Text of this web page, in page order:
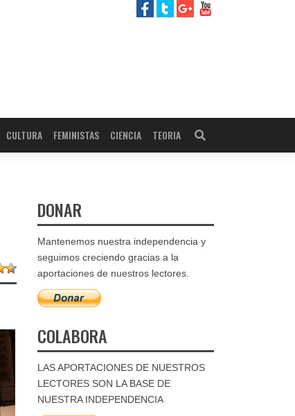
CULTURA FEMINISTAS CIENCIA TEORIA
DONAR
Mantenemos nuestra independencia y
seguimos creciendo gracias a la
aportaciones de nuestros lectores.
COLABORA
LAS APORTACIONES DE NUESTROS
LECTORES SON LA BASE DE
NUESTRA INDEPENDENCIA